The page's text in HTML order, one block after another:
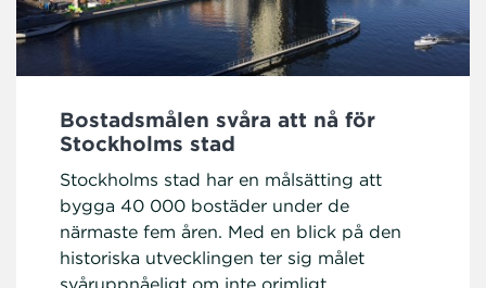
Bostadsmålen svåra att nå för
Stockholms stad
Stockholms stad har en målsätting att
bygga 40 000 bostäder under de
närmaste fem åren. Med en blick på den
historiska utvecklingen ter sig målet
svåruppnåeligt om inte orimligt.